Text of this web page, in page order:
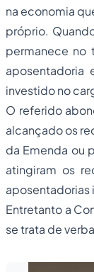
na economia
próprio.
permanece no
aposentadoria
investido no
O referido
alcançado os
da Emenda ou
atingiram os
aposentadorias
Entretanto a
se trata de